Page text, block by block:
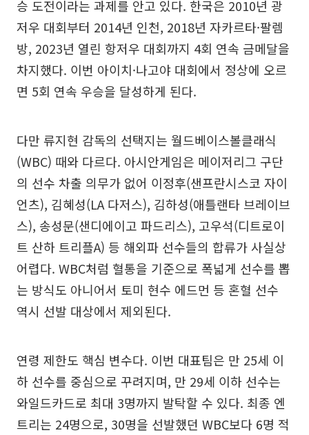
승 도전이라는 과제를 안고 있다. 한국은 2010년 광
저우 대회부터 2014년 인천, 2018년 자카르타·팔렘
방, 2023년 열린 항저우 대회까지 4회 연속 금메달을
차지했다. 이번 아이치·나고야 대회에서 정상에 오르
면 5회 연속 우승을 달성하게 된다.
다만 류지현 감독의 선택지는 월드베이스볼클래식
(WBC) 때와 다르다. 아시안게임은 메이저리그 구단
의 선수 차출 의무가 없어 이정후(샌프란시스코 자이
언츠), 김혜성(LA 다저스), 김하성(애틀랜타 브레이브
스), 송성문(샌디에이고 파드리스), 고우석(디트로이
트 산하 트리플A) 등 해외파 선수들의 합류가 사실상
어렵다. WBC처럼 혈통을 기준으로 폭넓게 선수를 뽑
는 방식도 아니어서 토미 현수 에드먼 등 혼혈 선수
역시 선발 대상에서 제외된다.
연령 제한도 핵심 변수다. 이번 대표팀은 만 25세 이
하 선수를 중심으로 꾸려지며, 만 29세 이하 선수는
와일드카드로 최대 3명까지 발탁할 수 있다. 최종 엔
트리는 24명으로, 30명을 선발했던 WBC보다 6명 적